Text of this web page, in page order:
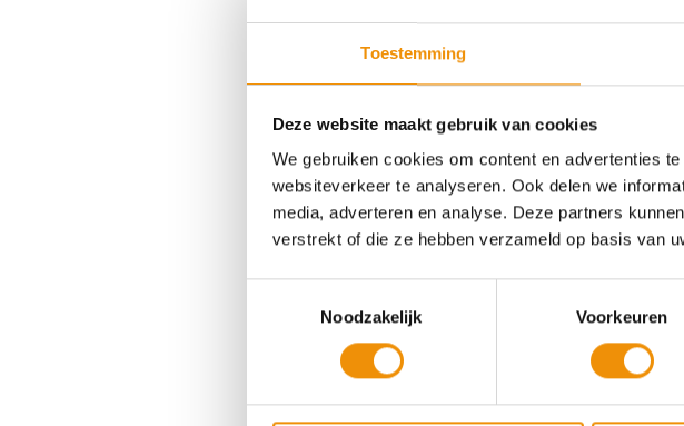
Toestemming
Deze website maakt gebruik van cookies
We gebruiken cookies om content en advertenties
websiteverkeer te analyseren. Ook delen we
media, adverteren en analyse. Deze partners
verstrekt of die ze hebben verzameld op basis van
Noodzakelijk
Voorkeuren
AQ Storage legt geen
zou extra capaciteit vragen
wordt de batterij
bedrijf. ​​“Onze batterijen
Dat is efficiënter, sneller en
batterij ontlast het net.
kunnen nu toch hun
ze moeten wachten op de
De techniek die alles